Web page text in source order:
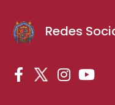
Redes